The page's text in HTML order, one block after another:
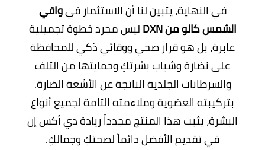
في النهاية، يتبين لنا أن الاستثمار فيواقي
الشمس كالو من DXN
ليس مجرد خطوة تجميلية
عابرة، بل هو قرار صحي ووقائي ذكي للمحافظة
على نضارة وشباب بشرتكِ وحمايتها من التلف
والسرطانات الجلدية الناتجة عن الأشعة الضارة.
بتركيبته العضوية وملاءمته التامة لجميع أنواع
البشرة، يثبت هذا المنتج مجدداً ريادة دي أكس إن
في تقديم الأفضل دائماً لصحتكِ وجمالكِ.